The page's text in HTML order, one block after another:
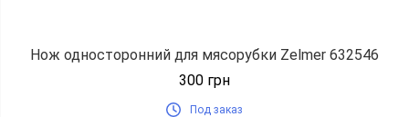
Нож односторонний для мясорубки Zelmer 632546
300 грн
Под заказ